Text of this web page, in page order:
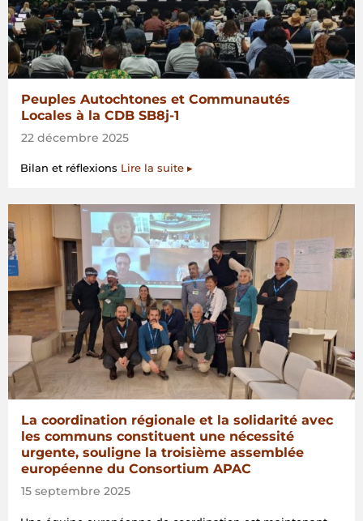
Peuples Autochtones et Communautés
Locales à la CDB SB8j-1
22 décembre 2025
Bilan et réflexions Lire la suite ▸
La coordination régionale et la solidarité avec
les communs constituent une nécessité
urgente, souligne la troisième assemblée
européenne du Consortium APAC
15 septembre 2025